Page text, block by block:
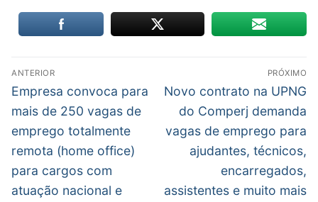
Navegação
de
Post
ANTERIOR
Post
anterior:
Empresa convoca para
mais de 250 vagas de
emprego totalmente
remota (home office)
para cargos com
atuação nacional e
PRÓXIMO
Próximo
post:
Novo contrato na UPNG
do Comperj demanda
vagas de emprego para
ajudantes, técnicos,
encarregados,
assistentes e muito mais